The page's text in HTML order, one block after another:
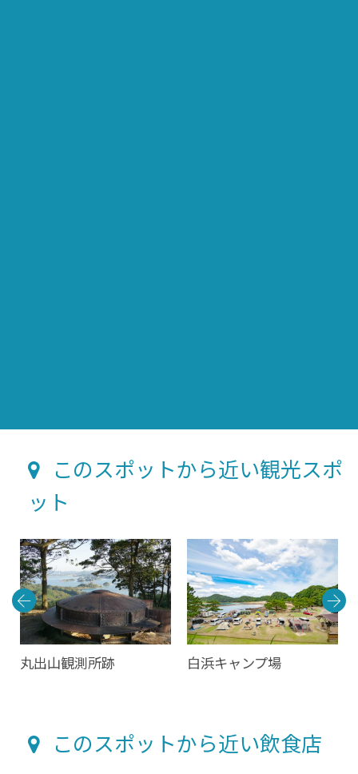
このスポットから近い観光スポ
ット
丸出山観測所跡 白浜キャンプ場
このスポットから近い飲食店